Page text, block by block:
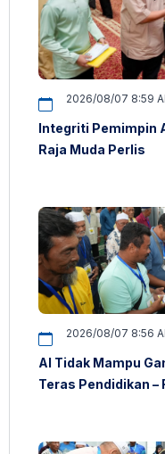
2026/08/07 8:59
Integriti Pemimpin
Raja Muda Perlis
2026/08/07 8:56
AI Tidak Mampu
Teras Pendidikan –